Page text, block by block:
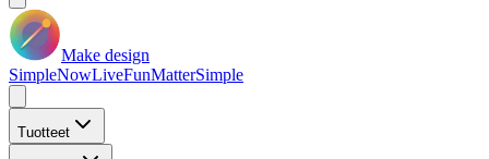
Make design
SimpleNowLiveFunMatterSimple
Tuotteet